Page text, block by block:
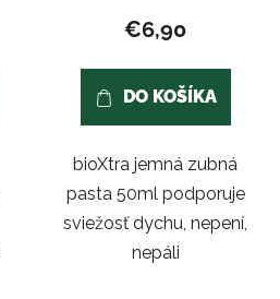
je
z
hviezdičiek.
€6,90
DO KOŠÍKA
bioXtra jemná zubná
pasta 50ml podporuje
sviežosť dychu, nepení,
nepáli